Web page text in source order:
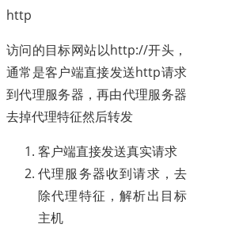
http
访问的目标网站以http://开头，
通常是客户端直接发送http请求
到代理服务器，再由代理服务器
去掉代理特征然后转发
客户端直接发送真实请求
代理服务器收到请求，去
除代理特征，解析出目标
主机